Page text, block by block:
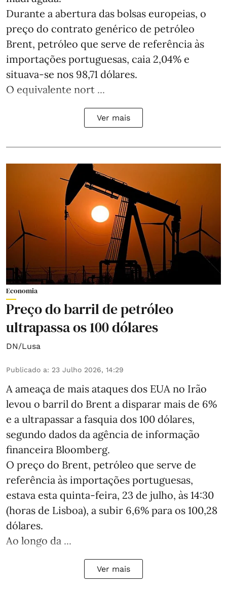
Durante a abertura das bolsas europeias, o
preço do contrato genérico de petróleo
Brent, petróleo que serve de referência às
importações portuguesas, caia 2,04% e
situava-se nos 98,71 dólares.
O equivalente nort ...
Ver mais
Economia
Preço do barril de petróleo
ultrapassa os 100 dólares
DN/Lusa
Publicado a: 23 Julho 2026, 14:29
A ameaça de mais ataques dos EUA no Irão
levou o barril do Brent a disparar mais de 6%
e a ultrapassar a fasquia dos 100 dólares,
segundo dados da agência de informação
financeira Bloomberg.
O preço do Brent, petróleo que serve de
referência às importações portuguesas,
estava esta quinta-feira, 23 de julho, às 14:30
(horas de Lisboa), a subir 6,6% para os 100,28
dólares.
Ao longo da ...
Ver mais